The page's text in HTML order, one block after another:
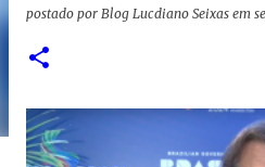
postado por Blog Lucdiano Seixas em